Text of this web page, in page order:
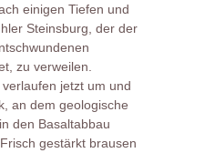
einigen Tiefen und
Steinsburg, der der
zu verweilen.
jetzt um und
an dem geologische
den Basaltabbau
gestärkt brausen